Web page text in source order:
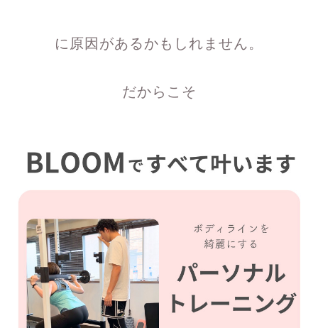
に原因があるかもしれません。
だからこそ